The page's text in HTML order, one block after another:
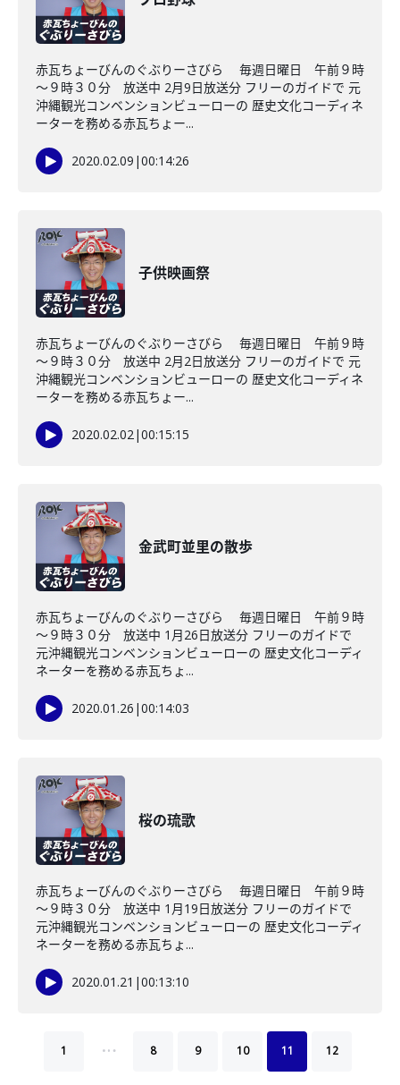
赤瓦ちょーびんのぐぶりーさびら 毎週日曜日 午前９時
～９時３０分 放送中 2月9日放送分 フリーのガイドで 元
沖縄観光コンベンションビューローの 歴史文化コーディネ
ーターを務める赤瓦ちょー...
2020.02.09 |00:14:26
子供映画祭
赤瓦ちょーびんのぐぶりーさびら 毎週日曜日 午前９時
～９時３０分 放送中 2月2日放送分 フリーのガイドで 元
沖縄観光コンベンションビューローの 歴史文化コーディネ
ーターを務める赤瓦ちょー...
2020.02.02|00:15:15
金武町並里の散歩
赤瓦ちょーびんのぐぶりーさびら 毎週日曜日 午前９時
～９時３０分 放送中 1月26日放送分 フリーのガイドで
元沖縄観光コンベンションビューローの 歴史文化コーディ
ネーターを務める赤瓦ちょ...
2020.01.26 |00:14:03
桜の琉歌
赤瓦ちょーびんのぐぶりーさびら 毎週日曜日 午前９時
～９時３０分 放送中 1月19日放送分 フリーのガイドで
元沖縄観光コンベンションビューローの 歴史文化コーディ
ネーターを務める赤瓦ちょ...
2020.01.21 |00:13:10
1 … 8 9 10 11 12